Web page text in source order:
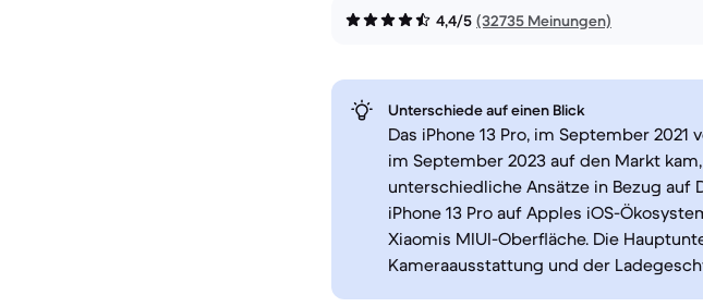
4,4/5 (32735 Meinungen)
Unterschiede auf einen Blick
Das iPhone 13 Pro, im September
im September 2023 auf den Markt
unterschiedliche Ansätze in Bezug auf
iPhone 13 Pro auf Apples iOS-
Xiaomis MIUI-Oberfläche. Die
Kameraausstattung und der